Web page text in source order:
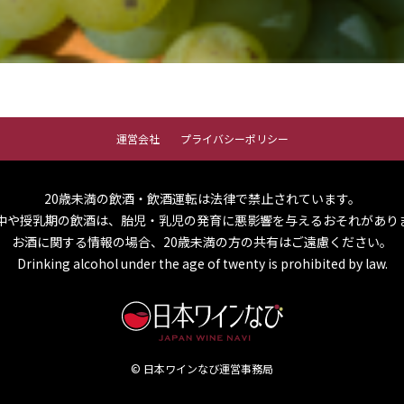
運営会社 プライバシーポリシー
20歳未満の飲酒・飲酒運転は法律で禁止されています。
や授乳期の飲酒は、胎児・乳児の発育に悪影響を与えるおそれがあり
お酒に関する情報の場合、20歳未満の方の共有はご遠慮ください。
Drinking alcohol under the age of twenty is prohibited by law.
© 日本ワインなび運営事務局